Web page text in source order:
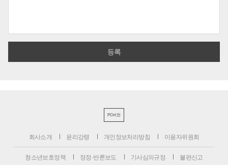
PC버전
회사소개 윤리강령 개인정보처리방침 이용자위원회
청소년보호정책 정정·반론보도 기사심의규정 불편신고